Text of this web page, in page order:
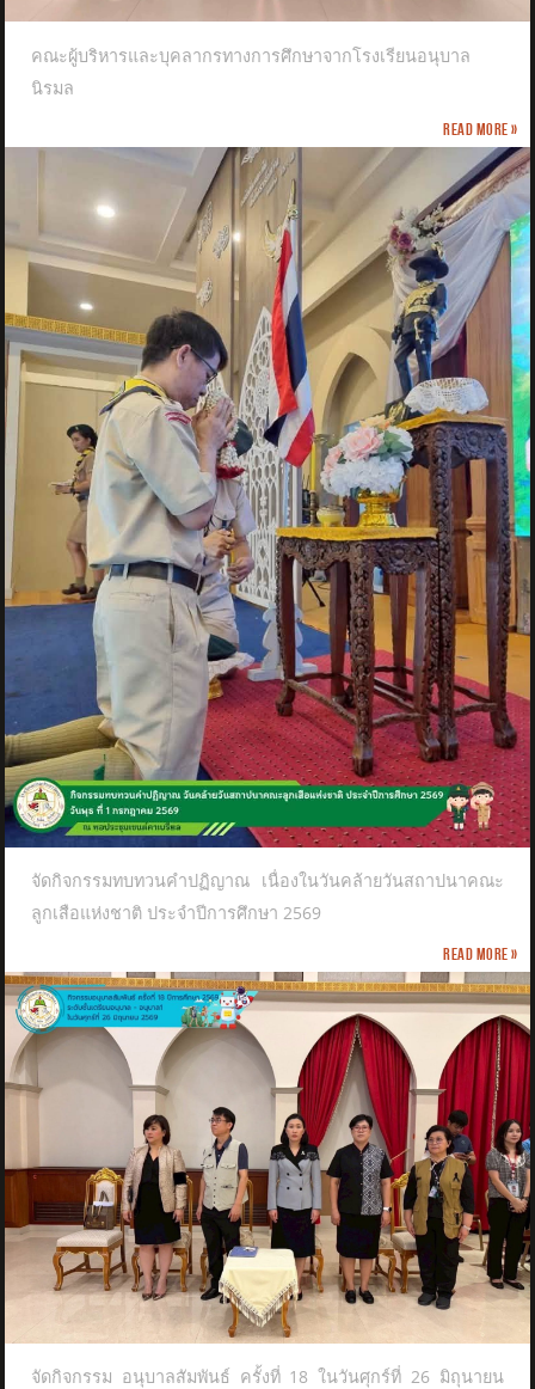
คณะผู้บริหารและบุคลากรทางการศึกษาจากโรงเรียนอนุบาล
นิรมล
Read more »
จัดกิจกรรมทบทวนคำปฏิญาณ เนื่องในวันคล้ายวันสถาปนาคณะ
ลูกเสือแห่งชาติ​ ประจำปีการศึกษา 2569
Read more »
จัดกิจกรรม อนุบาลสัมพันธ์ ครั้งที่ 18 ในวันศุกร์ที่ 26 มิถุนายน